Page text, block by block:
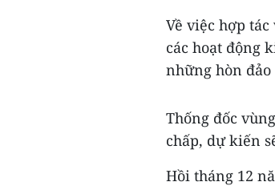
Về việc hợp
các hoạt động
những hòn
Thống đốc
chấp, dự kiến
Hồi tháng 12